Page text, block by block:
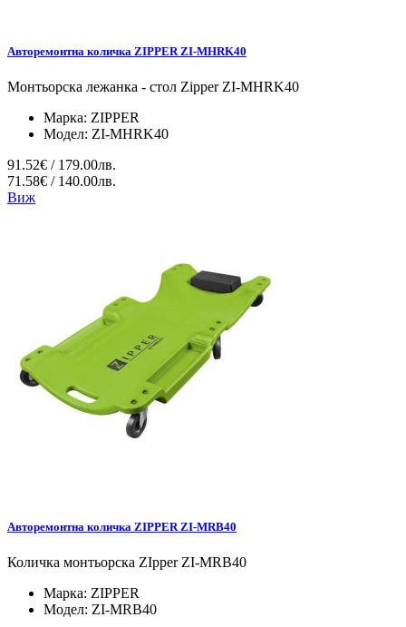
Авторемонтна количка ZIPPER ZI-MHRK40
Монтьорска лежанка - стол Zipper ZI-MHRK40
Марка: ZIPPER
Модел: ZI-MHRK40
91.52€ / 179.00лв.
71.58€ / 140.00лв.
Виж
Авторемонтна количка ZIPPER ZI-MRB40
Количка монтьорска ZIpper ZI-MRB40
Марка: ZIPPER
Модел: ZI-MRB40